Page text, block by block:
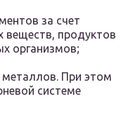
за счет
веществ, продуктов
организмов;
При этом
системе